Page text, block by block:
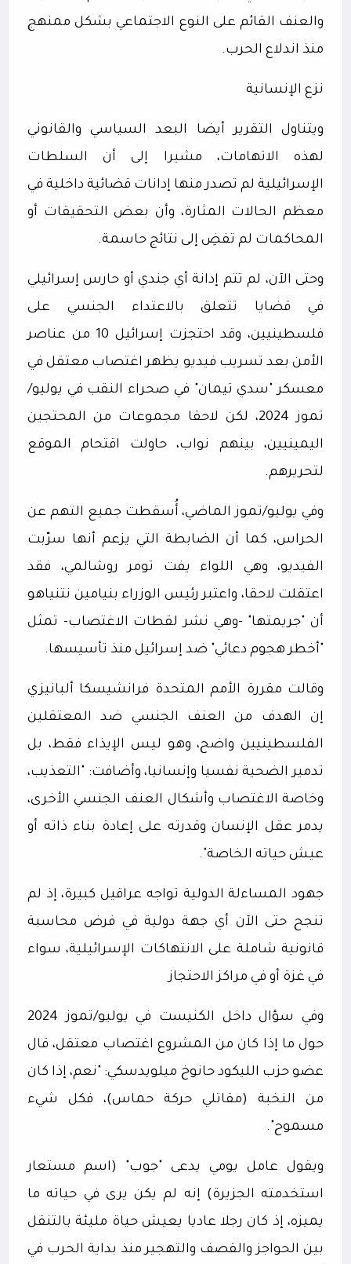
والعنف القائم على النوع الاجتماعي بشكل ممنهج
منذ اندلاع الحرب.
نزع الإنسانية
ويتناول التقرير أيضا البعد السياسي والقانوني
لهذه الاتهامات، مشيرا إلى أن السلطات
الإسرائيلية لم تصدر منها إدانات قضائية داخلية في
معظم الحالات المثارة، وأن بعض التحقيقات أو
المحاكمات لم تفضِ إلى نتائج حاسمة.
وحتى الآن، لم تتم إدانة أي جندي أو حارس إسرائيلي
في قضايا تتعلق بالاعتداء الجنسي على
فلسطينيين، وقد احتجزت إسرائيل 10 من عناصر
الأمن بعد تسريب فيديو يظهر اغتصاب معتقل في
معسكر "سدي تيمان" في صحراء النقب في يوليو/
تموز 2024، لكن لاحقا مجموعات من المحتجين
اليمينيين، بينهم نواب، حاولت اقتحام الموقع
لتحريرهم.
وفي يوليو/تموز الماضي، أُسقطت جميع التهم عن
الحراس، كما أن الضابطة التي يزعم أنها سرّبت
الفيديو، وهي اللواء يفت تومر روشالمي، فقد
اعتقلت لاحقا، واعتبر رئيس الوزراء بنيامين نتنياهو
أن "جريمتها" -وهي نشر لقطات الاغتصاب- تمثل
"أخطر هجوم دعائي" ضد إسرائيل منذ تأسيسها.
وقالت مقررة الأمم المتحدة فرانشيسكا ألبانيزي
إن الهدف من العنف الجنسي ضد المعتقلين
الفلسطينيين واضح، وهو ليس الإيذاء فقط، بل
تدمير الضحية نفسيا وإنسانيا، وأضافت: "التعذيب،
وخاصة الاغتصاب وأشكال العنف الجنسي الأخرى،
يدمر عقل الإنسان وقدرته على إعادة بناء ذاته أو
عيش حياته الخاصة".
جهود المساءلة الدولية تواجه عراقيل كبيرة، إذ لم
تنجح حتى الآن أي جهة دولية في فرض محاسبة
قانونية شاملة على الانتهاكات الإسرائيلية، سواء
في غزة أو في مراكز الاحتجاز
وفي سؤال داخل الكنيست في يوليو/تموز 2024
حول ما إذا كان من المشروع اغتصاب معتقل، قال
عضو حزب الليكود حانوخ ميلويدسكي: "نعم، إذا كان
من النخبة (مقاتلي حركة حماس)، فكل شيء
مسموح".
ويقول عامل يومي يدعى "جوب" (اسم مستعار
استخدمته الجزيرة) إنه لم يكن يرى في حياته ما
يميزه، إذ كان رجلا عاديا يعيش حياة مليئة بالتنقل
بين الحواجز والقصف والتهجير منذ بداية الحرب في